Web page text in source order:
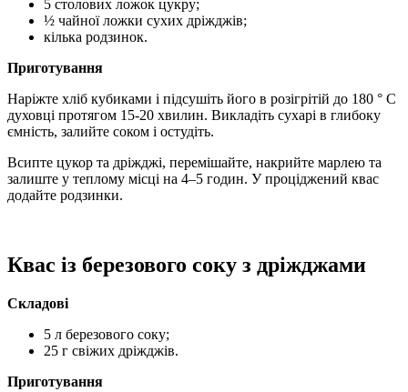
5 столових ложок цукру;
½ чайної ложки сухих дріжджів;
кілька родзинок.
Приготування
Наріжте хліб кубиками і підсушіть його в розігрітій до 180 ° C
духовці протягом 15-20 хвилин. Викладіть сухарі в глибоку
ємність, залийте соком і остудіть.
Всипте цукор та дріжджі, перемішайте, накрийте марлею та
залиште у теплому місці на 4–5 годин. У проціджений квас
додайте родзинки.
Квас із березового соку з дріжджами
Складові
5 л березового соку;
25 г свіжих дріжджів.
Приготування